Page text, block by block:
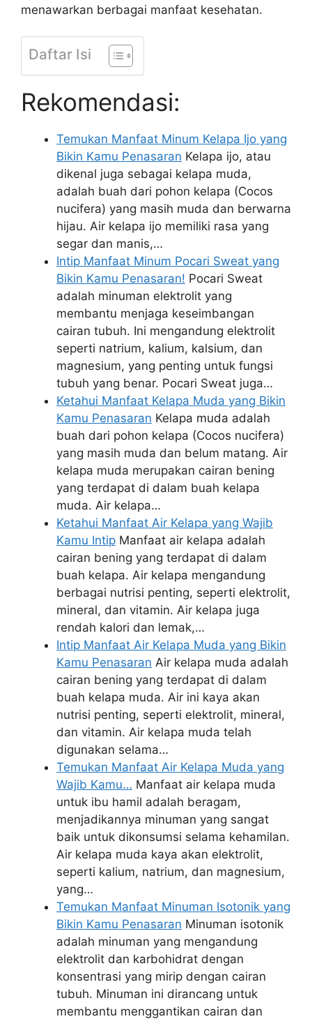
menawarkan berbagai manfaat kesehatan.
Daftar Isi
Rekomendasi:
Temukan Manfaat Minum Kelapa Ijo yang
Bikin Kamu Penasaran Kelapa ijo, atau
dikenal juga sebagai kelapa muda,
adalah buah dari pohon kelapa (Cocos
nucifera) yang masih muda dan berwarna
hijau. Air kelapa ijo memiliki rasa yang
segar dan manis,…
Intip Manfaat Minum Pocari Sweat yang
Bikin Kamu Penasaran! Pocari Sweat
adalah minuman elektrolit yang
membantu menjaga keseimbangan
cairan tubuh. Ini mengandung elektrolit
seperti natrium, kalium, kalsium, dan
magnesium, yang penting untuk fungsi
tubuh yang benar. Pocari Sweat juga…
Ketahui Manfaat Kelapa Muda yang Bikin
Kamu Penasaran Kelapa muda adalah
buah dari pohon kelapa (Cocos nucifera)
yang masih muda dan belum matang. Air
kelapa muda merupakan cairan bening
yang terdapat di dalam buah kelapa
muda. Air kelapa…
Ketahui Manfaat Air Kelapa yang Wajib
Kamu Intip Manfaat air kelapa adalah
cairan bening yang terdapat di dalam
buah kelapa. Air kelapa mengandung
berbagai nutrisi penting, seperti elektrolit,
mineral, dan vitamin. Air kelapa juga
rendah kalori dan lemak,…
Intip Manfaat Air Kelapa Muda yang Bikin
Kamu Penasaran Air kelapa muda adalah
cairan bening yang terdapat di dalam
buah kelapa muda. Air ini kaya akan
nutrisi penting, seperti elektrolit, mineral,
dan vitamin. Air kelapa muda telah
digunakan selama…
Temukan Manfaat Air Kelapa Muda yang
Wajib Kamu… Manfaat air kelapa muda
untuk ibu hamil adalah beragam,
menjadikannya minuman yang sangat
baik untuk dikonsumsi selama kehamilan.
Air kelapa muda kaya akan elektrolit,
seperti kalium, natrium, dan magnesium,
yang…
Temukan Manfaat Minuman Isotonik yang
Bikin Kamu Penasaran Minuman isotonik
adalah minuman yang mengandung
elektrolit dan karbohidrat dengan
konsentrasi yang mirip dengan cairan
tubuh. Minuman ini dirancang untuk
membantu menggantikan cairan dan